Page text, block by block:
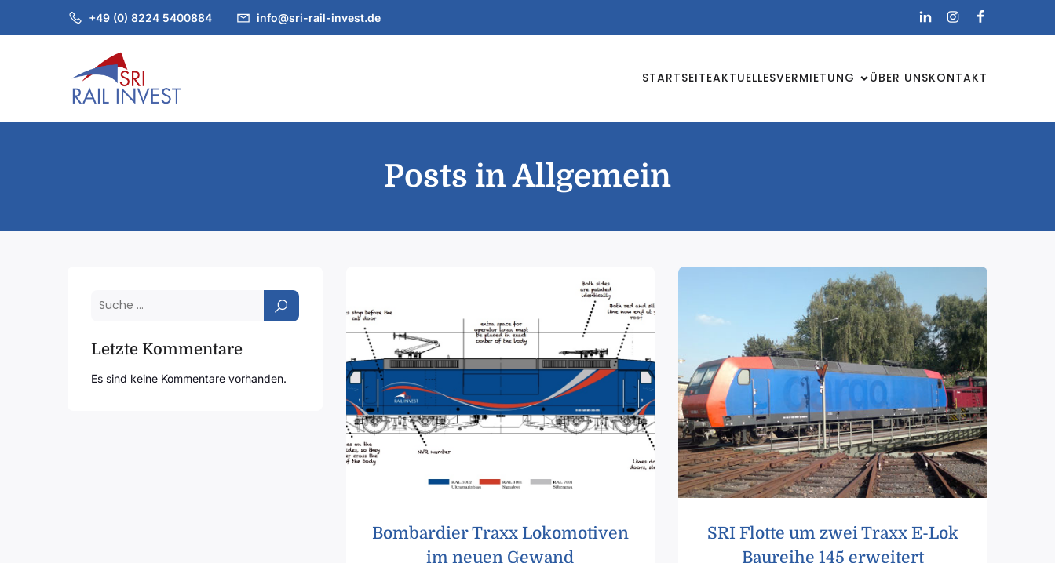
+49 (0) 8224 5400884 info@sri-rail-invest.de
STARTSEITEAKTUELLESVERMIETUNG ÜBER UNSKONTAKT
Posts in Allgemein
Letzte Kommentare
Es sind keine Kommentare vorhanden.
Bombardier Traxx Lokomotiven
im neuen Gewand
SRI Flotte um zwei Traxx E-Lok
Baureihe 145 erweitert